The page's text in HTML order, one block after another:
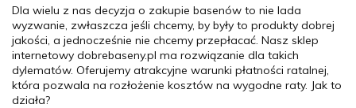
Dla wielu z nas decyzja o zakupie basenów to nie lada
wyzwanie, zwłaszcza jeśli chcemy, by były to produkty dobrej
jakości, a jednocześnie nie chcemy przepłacać. Nasz sklep
internetowy dobrebaseny.pl ma rozwiązanie dla takich
dylematów. Oferujemy atrakcyjne warunki płatności ratalnej,
która pozwala na rozłożenie kosztów na wygodne raty. Jak to
działa?